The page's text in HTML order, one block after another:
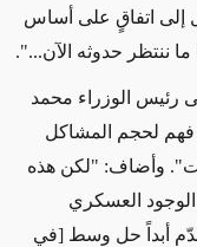
إلى اتفاقٍ على أساس
ننتظر حدوثه الآن...".
رئيس الوزراء محمد
فهم لحجم
المشاكل
وأضاف: "لكن هذه
العسكري
أبداً حل وسط [في